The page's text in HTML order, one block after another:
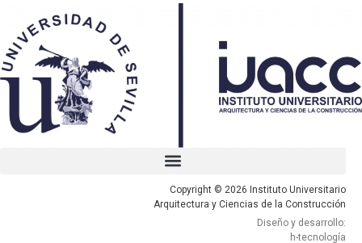
Copyright © 2026 Instituto Universitario
Arquitectura y Ciencias de la Construcción
Diseño y desarrollo:
h-tecnología